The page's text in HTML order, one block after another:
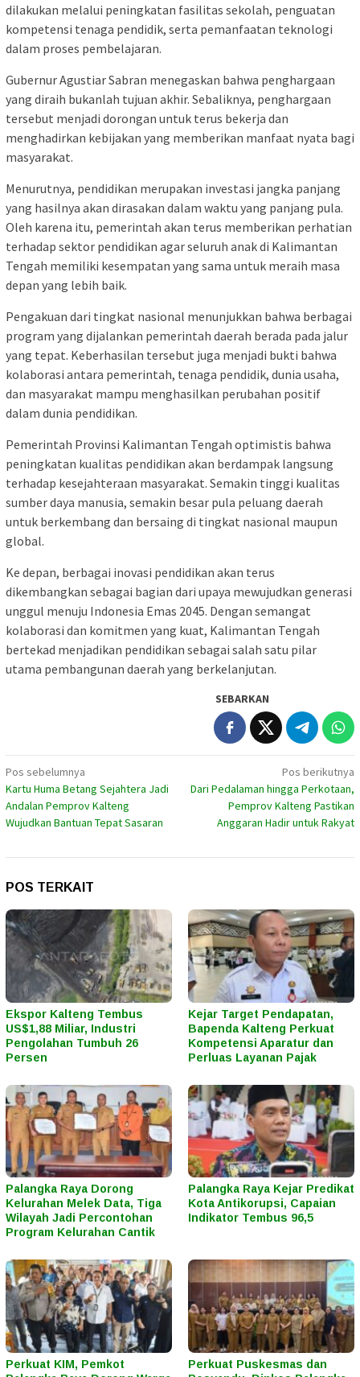
dilakukan melalui peningkatan fasilitas sekolah, penguatan
kompetensi tenaga pendidik, serta pemanfaatan teknologi
dalam proses pembelajaran.
Gubernur Agustiar Sabran menegaskan bahwa penghargaan
yang diraih bukanlah tujuan akhir. Sebaliknya, penghargaan
tersebut menjadi dorongan untuk terus bekerja dan
menghadirkan kebijakan yang memberikan manfaat nyata bagi
masyarakat.
Menurutnya, pendidikan merupakan investasi jangka panjang
yang hasilnya akan dirasakan dalam waktu yang panjang pula.
Oleh karena itu, pemerintah akan terus memberikan perhatian
terhadap sektor pendidikan agar seluruh anak di Kalimantan
Tengah memiliki kesempatan yang sama untuk meraih masa
depan yang lebih baik.
Pengakuan dari tingkat nasional menunjukkan bahwa berbagai
program yang dijalankan pemerintah daerah berada pada jalur
yang tepat. Keberhasilan tersebut juga menjadi bukti bahwa
kolaborasi antara pemerintah, tenaga pendidik, dunia usaha,
dan masyarakat mampu menghasilkan perubahan positif
dalam dunia pendidikan.
Pemerintah Provinsi Kalimantan Tengah optimistis bahwa
peningkatan kualitas pendidikan akan berdampak langsung
terhadap kesejahteraan masyarakat. Semakin tinggi kualitas
sumber daya manusia, semakin besar pula peluang daerah
untuk berkembang dan bersaing di tingkat nasional maupun
global.
Ke depan, berbagai inovasi pendidikan akan terus
dikembangkan sebagai bagian dari upaya mewujudkan generasi
unggul menuju Indonesia Emas 2045. Dengan semangat
kolaborasi dan komitmen yang kuat, Kalimantan Tengah
bertekad menjadikan pendidikan sebagai salah satu pilar
utama pembangunan daerah yang berkelanjutan.
SEBARKAN
Navigasi
pos
Pos sebelumnya
Kartu Huma Betang Sejahtera Jadi
Andalan Pemprov Kalteng
Wujudkan Bantuan Tepat Sasaran
Pos berikutnya
Dari Pedalaman hingga Perkotaan,
Pemprov Kalteng Pastikan
Anggaran Hadir untuk Rakyat
POS TERKAIT
Ekspor Kalteng Tembus
US$1,88 Miliar, Industri
Pengolahan Tumbuh 26
Persen
Kejar Target Pendapatan,
Bapenda Kalteng Perkuat
Kompetensi Aparatur dan
Perluas Layanan Pajak
Palangka Raya Dorong
Kelurahan Melek Data, Tiga
Wilayah Jadi Percontohan
Program Kelurahan Cantik
Palangka Raya Kejar Predikat
Kota Antikorupsi, Capaian
Indikator Tembus 96,5
Perkuat KIM, Pemkot
Perkuat Puskesmas dan